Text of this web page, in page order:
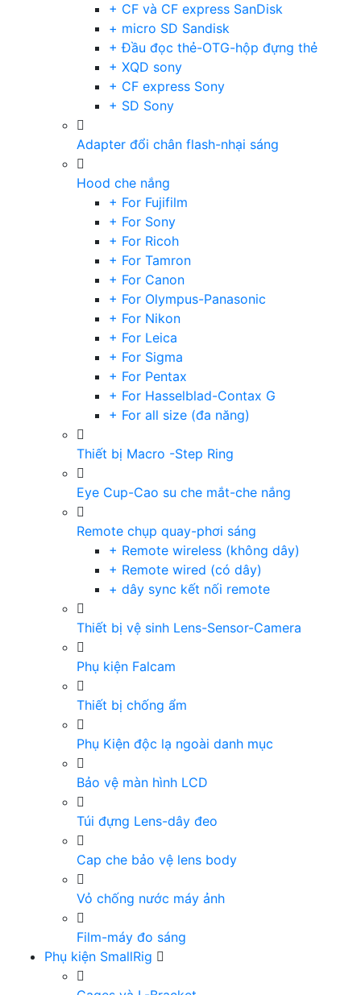
+ CF và CF express SanDisk
+ micro SD Sandisk
+ Đầu đọc thẻ-OTG-hộp đựng thẻ
+ XQD sony
+ CF express Sony
+ SD Sony
Adapter đổi chân flash-nhại sáng
Hood che nắng
+ For Fujifilm
+ For Sony
+ For Ricoh
+ For Tamron
+ For Canon
+ For Olympus-Panasonic
+ For Nikon
+ For Leica
+ For Sigma
+ For Pentax
+ For Hasselblad-Contax G
+ For all size (đa năng)
Thiết bị Macro -Step Ring
Eye Cup-Cao su che mắt-che nắng
Remote chụp quay-phơi sáng
+ Remote wireless (không dây)
+ Remote wired (có dây)
+ dây sync kết nối remote
Thiết bị vệ sinh Lens-Sensor-Camera
Phụ kiện Falcam
Thiết bị chống ẩm
Phụ Kiện độc lạ ngoài danh mục
Bảo vệ màn hình LCD
Túi đựng Lens-dây đeo
Cap che bảo vệ lens body
Vỏ chống nước máy ảnh
Film-máy đo sáng
Phụ kiện SmallRig